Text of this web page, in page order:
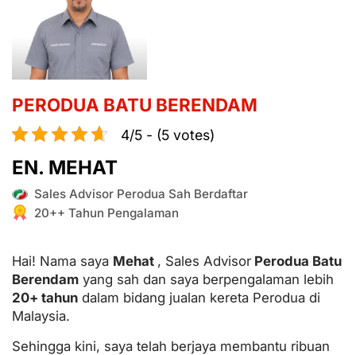
PERODUA BATU BERENDAM
4/5 - (5 votes)
EN. MEHAT
Sales Advisor Perodua Sah Berdaftar
20++ Tahun Pengalaman
Hai! Nama saya Mehat , Sales Advisor Perodua Batu
Berendam yang sah dan saya berpengalaman lebih
20+ tahun dalam bidang jualan kereta Perodua di
Malaysia.
Sehingga kini, saya telah berjaya membantu ribuan